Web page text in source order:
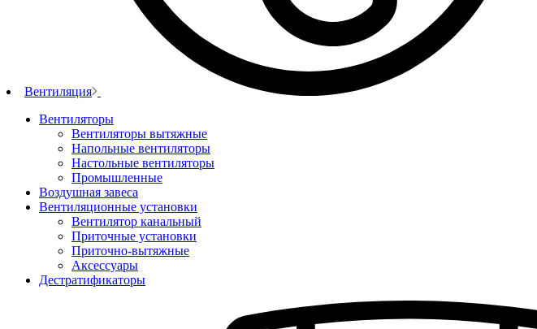
Вентиляция
Вентиляторы
Вентиляторы вытяжные
Напольные вентиляторы
Настольные вентиляторы
Промышленные
Воздушная завеса
Вентиляционные установки
Вентилятор канальный
Приточные установки
Приточно-вытяжные
Аксессуары
Дестратификаторы